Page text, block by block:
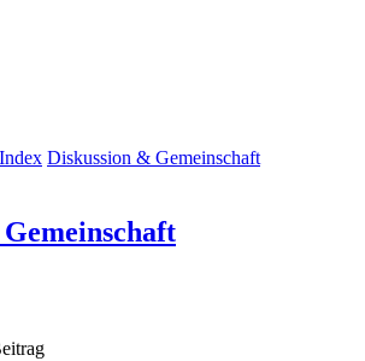
Index Diskussion & Gemeinschaft